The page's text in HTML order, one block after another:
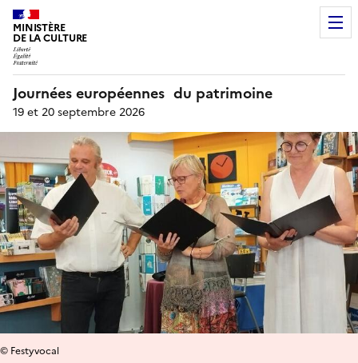
MINISTÈRE
DE LA CULTURE
Journées européennes du patrimoine
19 et 20 septembre 2026
© Festyvocal